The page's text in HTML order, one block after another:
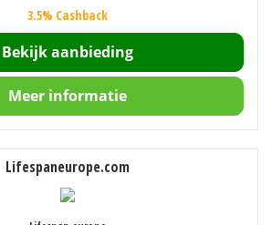
3.5% Cashback
Bekijk aanbieding
Meer informatie
Lifespaneurope.com